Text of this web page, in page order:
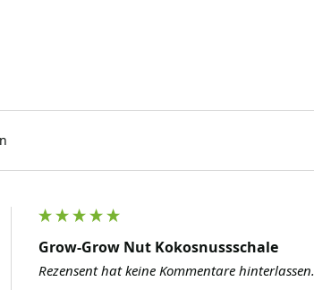
Grow-Grow Nut Kokosnussschale
Rezensent hat keine Kommentare hinterlassen.